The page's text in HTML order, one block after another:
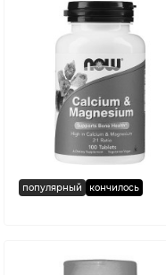
популярный кончилось